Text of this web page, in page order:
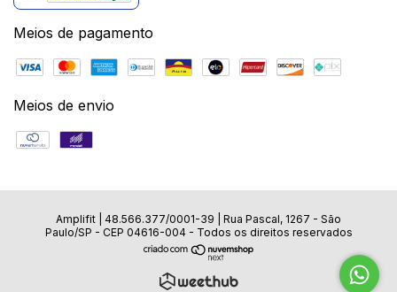
Meios de pagamento
Meios de envio
Amplifit | 48.566.377/0001-39
Rua Pascal, 1267 - São
Paulo/SP - CEP 04616-004 - Todos os direitos reservados